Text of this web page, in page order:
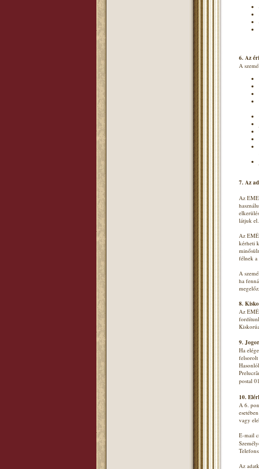
6. Az
A
7. Az
Az
látjuk
Az
kérheti
félnek a
A
ha
8.
Az
9.
Ha
felsorolt
postal
10.
A 6.
vagy
E-mail
Az